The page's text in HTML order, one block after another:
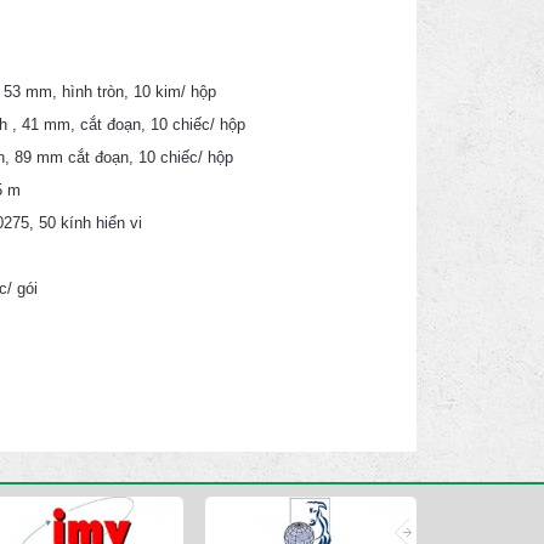
mm, hình tròn, 10 kim/ hộp
, 41 mm, cắt đoạn, 10 chiếc/ hộp
89 mm cắt đoạn, 10 chiếc/ hộp
m
50 kính hiển vi
gói